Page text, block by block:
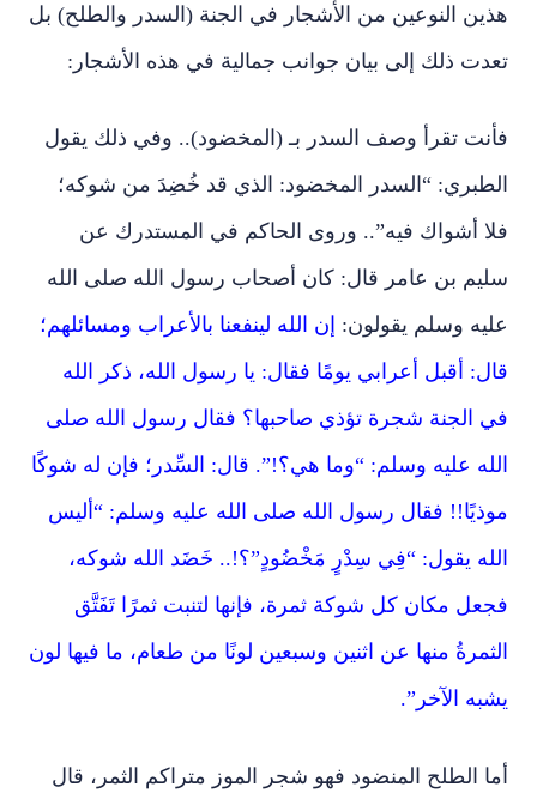
هذين النوعين من الأشجار في الجنة (السدر والطلح) بل
تعدت ذلك إلى بيان جوانب جمالية في هذه الأشجار:
فأنت تقرأ وصف السدر بـ (المخضود).. وفي ذلك يقول
الطبري: “السدر المخضود: الذي قد خُضِدَ من شوكه؛
فلا أشواك فيه”.. وروى الحاكم في المستدرك عن
سليم بن عامر قال: كان أصحاب رسول الله صلى الله
عليه وسلم يقولون: إن الله لينفعنا بالأعراب ومسائلهم؛
قال: أقبل أعرابي يومًا فقال: يا رسول الله، ذكر الله
في الجنة شجرة تؤذي صاحبها؟ فقال رسول الله صلى
الله عليه وسلم: “وما هي؟!”. قال: السِّدر؛ فإن له شوكًا
موذيًا!! فقال رسول الله صلى الله عليه وسلم: “أليس
الله يقول: “فِي سِدْرٍ مَخْضُودٍ”؟!.. خَضَد الله شوكه،
فجعل مكان كل شوكة ثمرة، فإنها لتنبت ثمرًا تَفَتَّق
الثمرةُ منها عن اثنين وسبعين لونًا من طعام، ما فيها لون
يشبه الآخر”.
أما الطلح المنضود فهو شجر الموز متراكم الثمر، قال